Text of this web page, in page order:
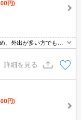
円)
、外出が多い方でも荷
付いているので、洗濯
くて済みます。月額55
す。新たな回線工事が
です。
詳細を見る
円)